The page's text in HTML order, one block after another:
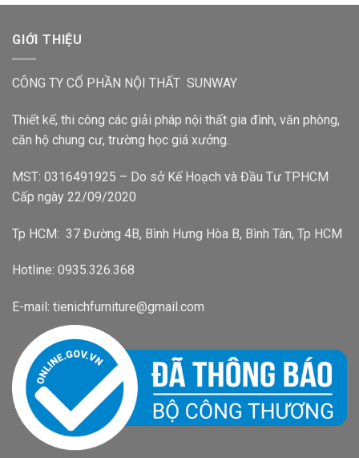
GIỚI THIỆU
CÔNG TY CỔ PHẦN NỘI THẤT SUNWAY
Thiết kế, thi công các giải pháp nội thất gia đình, văn phòng,
căn hộ chung cư, trường học giá xưởng.
MST: 0316491925 – Do sở Kế Hoạch và Đầu Tư TPHCM
Cấp ngày 22/09/2020
Tp HCM: 37 Đường 4B, Bình Hưng Hòa B, Bình Tân, Tp HCM
Hotline: 0935.326.368
E-mail: tienichfurniture@gmail.com